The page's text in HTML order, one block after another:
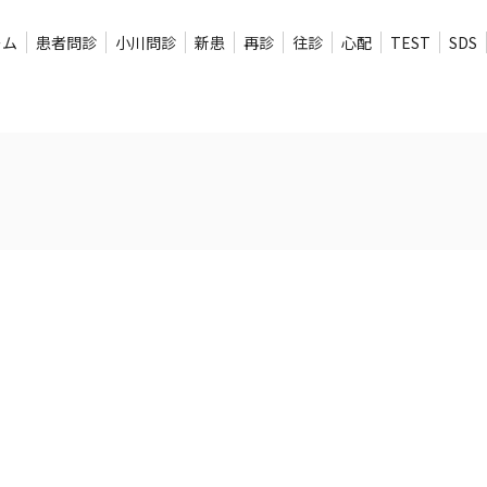
患者問診 小川問診 新患 再診 往診 心配 TEST SDS